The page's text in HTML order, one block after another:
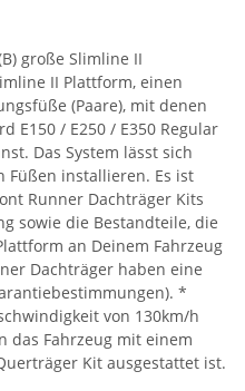
große Slimline II
II Plattform, einen
(Paare), mit denen
E150 / E250 / E350 Regular
Das System lässt sich
installieren. Es ist
Runner Dachträger Kits
sowie die Bestandteile, die
an Deinem Fahrzeug
Dachträger haben eine
*
von 130km/h
das Fahrzeug mit einem
Kit ausgestattet ist.